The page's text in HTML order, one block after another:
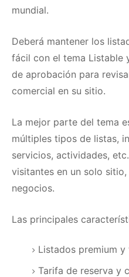
mundial.
Deberá mantener los
fácil con el tema Listable
de aprobación para
comercial en su sitio.
La mejor parte del tema
múltiples tipos de listas,
servicios, actividades, etc.
visitantes en un solo
negocios.
Las principales
Listados premium
Tarifa de reserva y